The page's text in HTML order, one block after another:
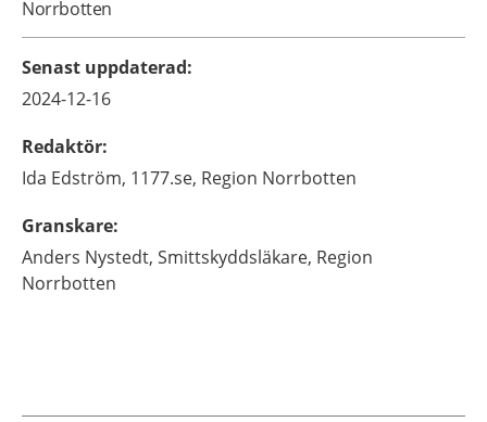
Norrbotten
Senast uppdaterad:
2024-12-16
Redaktör:
Ida Edström, 1177.se, Region Norrbotten
Granskare:
Anders Nystedt, Smittskyddsläkare, Region
Norrbotten